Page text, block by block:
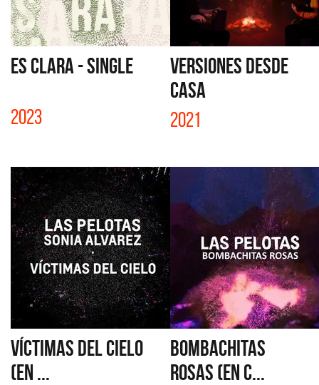
ES CLARA - SINGLE
2023
VERSIONES DESDE
CASA
2021
VÍCTIMAS DEL CIELO
(EN ...
BOMBACHITAS
ROSAS (EN C...